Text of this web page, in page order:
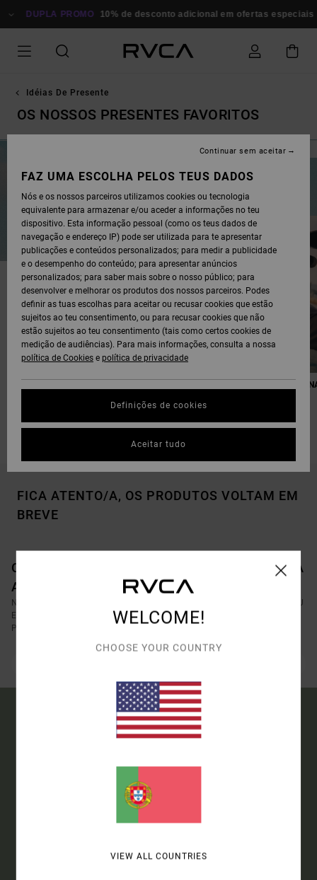
PARA
GRELHA
DUPLA PROMO 10% de desconto adicional em ofertas especiais
Idéias De Presente
OS NOSSOS PRESENTES FAVORITOS
l’ambiance des fêtes de fin d’année et retrouvez nos essentiels de
l’hiver pour vous et vos proches.
PRESENTES PARA COLOCAR
FICA ATENTO/A, OS PRODUTOS VOLTAM EM
BREVE
OPA, NÃO ENCONTRAMOS RESULTADOS PARA
A TUA PESQUISA.
NÃO TE PREOCUPES! EXPERIMENTA COM OUTRAS PALAVRAS-CHAVE OU
EXPLORA AS NOSSAS CATEGORIAS PARA ENCONTRAR O QUE
PROCURAS.
TUA PRIMEIRA
ENCOMENDA*
SUBSCREVE PARA RECEBERES AS MAIS RECENTES NOVIDADES
WELCOME!
CHOOSE YOUR COUNTRY
VIEW ALL COUNTRIES
FAZ UMA ESCOLHA PELOS TEUS DADOS
Nós e os nossos parceiros utilizamos cookies ou tecnologia
equivalente para armazenar e/ou aceder a informações no teu
dispositivo. Esta informação pessoal (como os teus dados de
navegação e endereço IP) pode ser utilizada para te apresentar
publicações e conteúdos personalizados; para medir a publicidade
e o desempenho do conteúdo; para apresentar anúncios
personalizados; para saber mais sobre o nosso público; para
desenvolver e melhorar os produtos dos nossos parceiros. Podes
definir as tuas escolhas para aceitar ou recusar cookies que estão
sujeitos ao teu consentimento, ou para recusar cookies que não
estão sujeitos ao teu consentimento (tais como certos cookies de
medição de audiências). Para mais informações, consulta a nossa
política de Cookies e política de privacidade
Definições de cookies
Continuar sem aceitar
Aceitar tudo